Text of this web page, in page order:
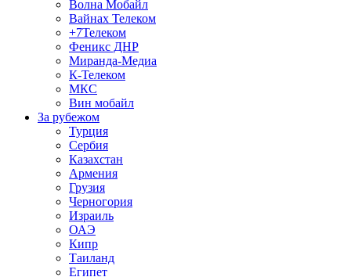
Волна Мобайл
Вайнах Телеком
+7Телеком
Феникс ДНР
Миранда-Медиа
К-Телеком
МКС
Вин мобайл
За рубежом
Турция
Сербия
Казахстан
Армения
Грузия
Черногория
Израиль
ОАЭ
Кипр
Таиланд
Египет